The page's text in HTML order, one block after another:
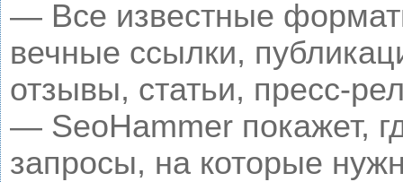
— Все известные
вечные ссылки,
отзывы, статьи, пресс-
— SeoHammer покажет,
запросы, на которые